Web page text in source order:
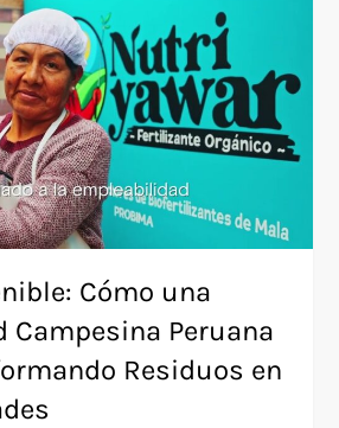
Cómo una
Campesina Peruana
Residuos en